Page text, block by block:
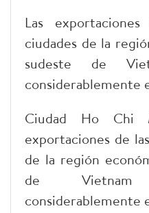
Las
ciudades de la
sudeste de
considerablemente
Ciudad Ho Chi
exportaciones de
de la región
de
considerablemente